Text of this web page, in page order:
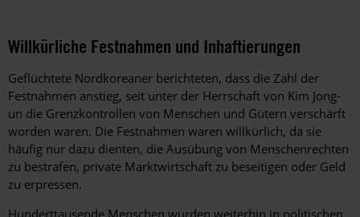
Willkürliche Festnahmen und Inhaftierungen
Geflüchtete Nordkoreaner berichteten, dass die Zahl der
Festnahmen anstieg, seit unter der Herrschaft von Kim Jong-
un die Grenzkontrollen von Menschen und Gütern verschärft
worden waren. Die Festnahmen waren willkürlich, da sie
häufig nur dazu dienten, die Ausübung von Menschenrechten
zu bestrafen, private Marktwirtschaft zu beseitigen oder Geld
zu erpressen.